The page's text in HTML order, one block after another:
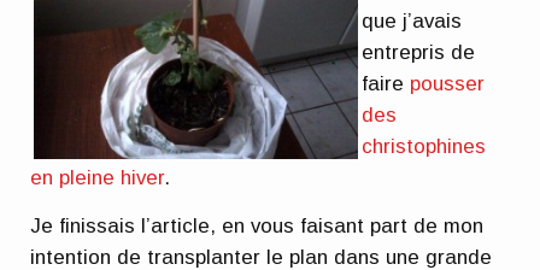
que j’avais
entrepris de
faire pousser
des
christophines
en pleine hiver.
Je finissais l’article, en vous faisant part de mon
intention de transplanter le plan dans une grande